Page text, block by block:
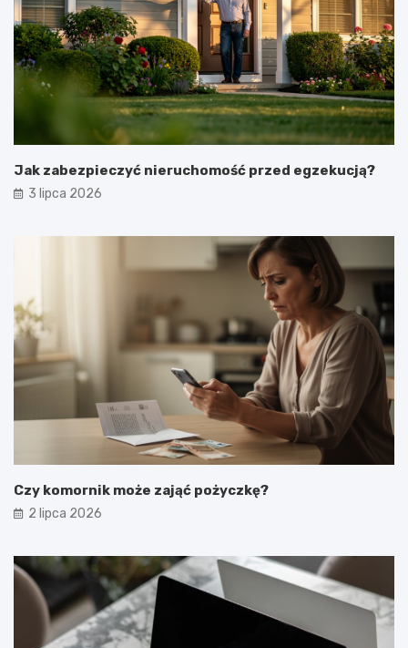
Jak zabezpieczyć nieruchomość przed egzekucją?
3 lipca 2026
Czy komornik może zająć pożyczkę?
2 lipca 2026